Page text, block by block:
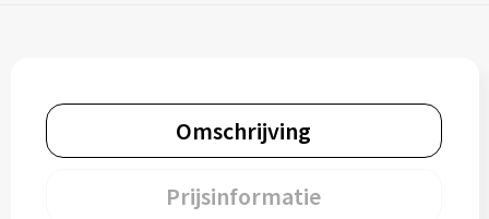
Omschrijving
Prijsinformatie